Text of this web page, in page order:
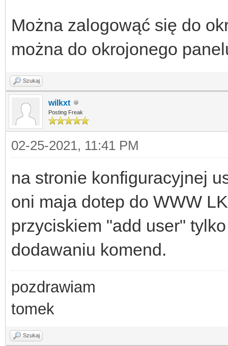
Można zalogowąć się do
można do okrojonego
Szukaj
wilkxt
Posting Freak
02-25-2021, 11:41 PM
na stronie konfiguracyjnej
oni maja dotep do WWW
przyciskiem "add user"
dodawaniu komend.
pozdrawiam
tomek
Szukaj